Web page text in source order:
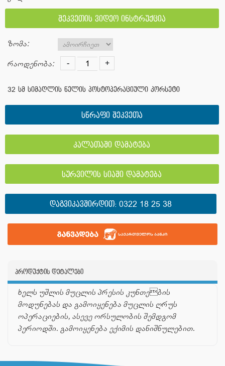
შეკვეთის ვიდეო ინსტრუქცია
ზომა:
რაოდენობა: - +
32 სმ სიმაღლის წელის პოსტოპერაციული კორსეტი
სწრაფი შეკვეთა
კალათაში დამატება
სურვილის სიაში დამატება
ᲓᲐᲒᲕᲘᲙᲐᲕᲨᲘᲠᲓᲘᲗ:0322 18 25 38
პროდუქტის დეტალები
ხელს უშლის მუცლის პრესის კუნთების
მოდუნებას და გამოიყენება მუცლის ღრუს
ოპერაციების, ასევე ორსულობის შემდგომ
პერიოდში. გამოიყენება ექიმის დანიშნულებით.